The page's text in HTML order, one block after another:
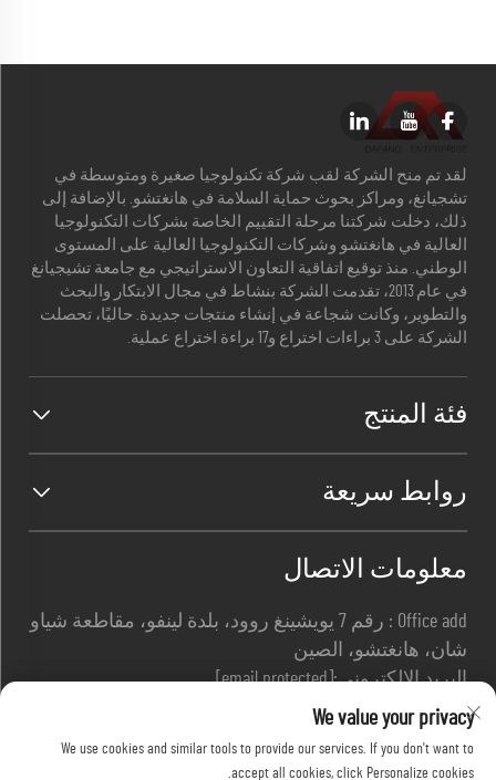
لقد تم منح الشركة لقب شركة تكنولوجيا صغيرة ومتوسطة في
تشجيانغ، ومراكز بحوث حماية السلامة في هانغتشو. بالإضافة إلى
ذلك، دخلت شركتنا مرحلة التقييم الخاصة بشركات التكنولوجيا
العالية في هانغتشو وشركات التكنولوجيا العالية على المستوى
الوطني. منذ توقيع اتفاقية التعاون الاستراتيجي مع جامعة تشيجيانغ
في عام 2013، تقدمت الشركة بنشاط في مجال الابتكار والبحث
والتطوير، وكانت شجاعة في إنشاء منتجات جديدة. حاليًا، تحصلت
الشركة على 3 براءات اختراع و17 براءة اختراع عملية.
فئة المنتج
روابط سريعة
معلومات الاتصال
Office add : رقم 7 يويشينغ روود، بلدة لينفو، مقاطعة شياو
شان، هانغتشو، الصين
البريد الإلكتروني:[email protected]
هاتف:
We value your privacy
We use cookies and similar tools to provide our services. If you don't want to
accept all cookies, click Personalize cookies.